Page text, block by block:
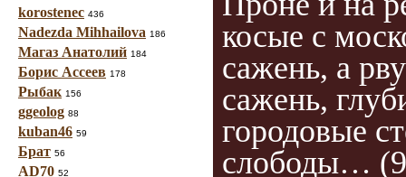
korostenec 436
Nadezda Mihhailova 186
Магаз Анатолий 184
Борис Ассеев 178
Рыбак 156
ggeolog 88
kuban46 59
Брат 56
AD70 52
косые с
сажень, а
сажень,
городовые
слободы…